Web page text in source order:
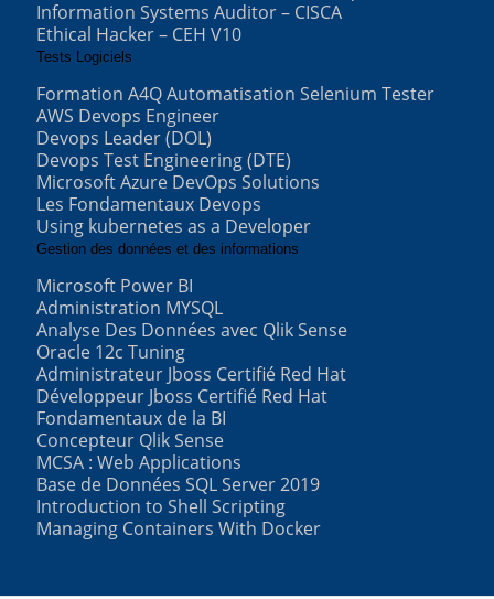
Information Systems Auditor – CISCA
Ethical Hacker – CEH V10
Tests Logiciels
Formation A4Q Automatisation Selenium Tester
AWS Devops Engineer
Devops Leader (DOL)
Devops Test Engineering (DTE)
Microsoft Azure DevOps Solutions
Les Fondamentaux Devops
Using kubernetes as a Developer
Gestion des données et des informations
Microsoft Power BI
Administration MYSQL
Analyse Des Données avec Qlik Sense
Oracle 12c Tuning
Administrateur Jboss Certifié Red Hat
Développeur Jboss Certifié Red Hat
Fondamentaux de la BI
Concepteur Qlik Sense
MCSA : Web Applications
Base de Données SQL Server 2019
Introduction to Shell Scripting
Managing Containers With Docker